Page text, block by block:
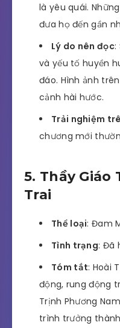
là yêu quái.
đưa họ đến gần
Lý do nên đọc:
và yếu tố huyền
đáo. Hình ảnh
cảnh hài hước.
Trải nghiệm
chương mới
5. Thầy Giáo
Trai
Thể loại: Đam
Tình trạng: Đã
Tóm tắt: Hoài
động, rung động
Trịnh Phương
trình trưởng